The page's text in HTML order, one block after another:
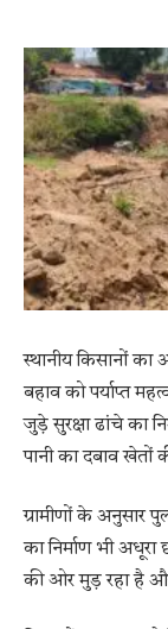
स्थानीय किसानों का
बहाव को पर्याप्त
जुड़े सुरक्षा ढांचे का
पानी का दबाव खेतों
ग्रामीणों के अनुसार
का निर्माण भी अधूरा
की ओर मुड़ रहा है